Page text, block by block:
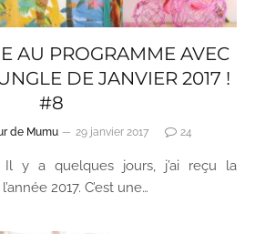
AU PROGRAMME AVEC
DE JANVIER 2017 !
#8
de Mumu 29 janvier 2017 24
y a quelques jours, j’ai reçu la
2017. C’est une…